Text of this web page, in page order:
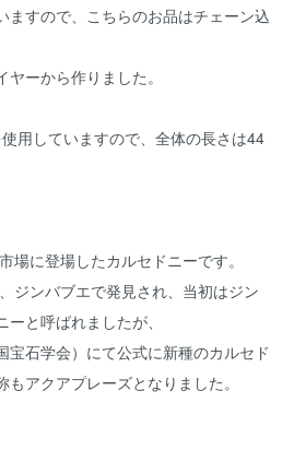
ますので、こちらのお品はチェーン込
ーから作りました。
用していますので、全体の長さは44
場に登場したカルセドニーです。
ジンバブエで発見され、当初はジン
と呼ばれましたが、
宝石学会）にて公式に新種のカルセド
アクアプレーズとなりました。